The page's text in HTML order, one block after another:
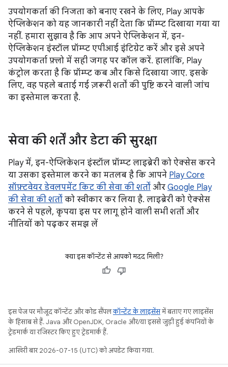
उपयोगकर्ता की निजता को बनाए रखने के लिए, Play आपके
ऐप्लिकेशन को यह जानकारी नहीं देता कि प्रॉम्प्ट दिखाया गया या
नहीं. हमारा सुझाव है कि आप अपने ऐप्लिकेशन में, इन-
ऐप्लिकेशन इंस्टॉल प्रॉम्प्ट एपीआई इंटिग्रेट करें और इसे अपने
उपयोगकर्ता फ़्लो में सही जगह पर कॉल करें. हालांकि, Play
कंट्रोल करता है कि प्रॉम्प्ट कब और किसे दिखाया जाए. इसके
लिए, वह पहले बताई गई ज़रूरी शर्तों की पुष्टि करने वाली जांच
का इस्तेमाल करता है.
सेवा की शर्तें और डेटा की सुरक्षा
Play में, इन-ऐप्लिकेशन इंस्टॉल प्रॉम्प्ट लाइब्रेरी को ऐक्सेस करने
या उसका इस्तेमाल करने का मतलब है कि आपने Play Core
सॉफ़्टवेयर डेवलपमेंट किट की सेवा की शर्तों और Google Play
की सेवा की शर्तों को स्वीकार कर लिया है. लाइब्रेरी को ऐक्सेस
करने से पहले, कृपया इस पर लागू होने वाली सभी शर्तों और
नीतियों को पढ़कर समझ लें
क्या इस कॉन्टेंट से आपको मदद मिली?
इस पेज पर मौजूद कॉन्टेंट और कोड सैंपलकॉन्टेंट के लाइसेंसमें बताए गए लाइसेंस
के हिसाब से हैं. Java और OpenJDK, Oracle और/या इससे जुड़ी हुई कंपनियों के
ट्रेडमार्क या रजिस्टर किए हुए ट्रेडमार्क हैं.
आखिरी बार 2026-07-15 (UTC) को अपडेट किया गया.